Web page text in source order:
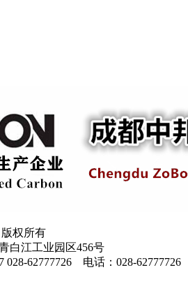
权所有
白江工业园区456号
028-62777726 电话：028-62777726